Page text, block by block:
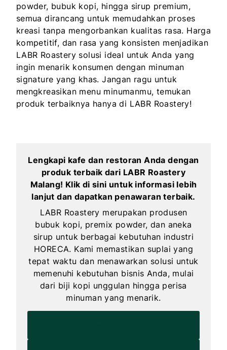
powder, bubuk kopi, hingga sirup premium,
semua dirancang untuk memudahkan proses
kreasi tanpa mengorbankan kualitas rasa. Harga
kompetitif, dan rasa yang konsisten menjadikan
LABR Roastery solusi ideal untuk Anda yang
ingin menarik konsumen dengan minuman
signature yang khas. Jangan ragu untuk
mengkreasikan menu minumanmu, temukan
produk terbaiknya hanya di LABR Roastery!
Lengkapi kafe dan restoran Anda dengan
produk terbaik dari LABR Roastery
Malang! Klik di sini untuk informasi lebih
lanjut dan dapatkan penawaran terbaik.
LABR Roastery merupakan produsen
bubuk kopi, premix powder, dan aneka
sirup untuk berbagai kebutuhan industri
HORECA. Kami memastikan suplai yang
tepat waktu dan menawarkan solusi untuk
memenuhi kebutuhan bisnis Anda, mulai
dari biji kopi unggulan hingga perisa
minuman yang menarik.